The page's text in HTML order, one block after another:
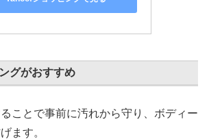
グがおすすめ
ことで事前に汚れから守り、ボディー
ます。